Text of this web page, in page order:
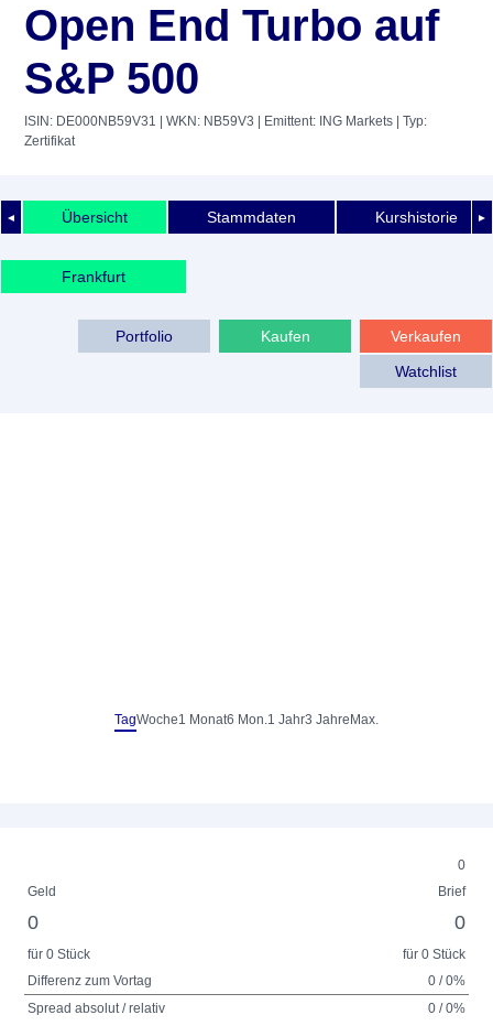
Open End Turbo auf
S&P 500
ISIN: DE000NB59V31 | WKN: NB59V3 | Emittent: ING Markets | Typ:
Zertifikat
◄ ►
Übersicht Stammdaten Kurshistorie
Frankfurt
Verkaufen
Kaufen
Portfolio
Watchlist
TagWoche1 Monat6 Mon.1 Jahr3 Jahre Max.
0
Geld
Brief
0 0
für 0 Stück
für 0 Stück
Differenz zum Vortag
0 / 0%
Spread absolut / relativ
0 / 0%